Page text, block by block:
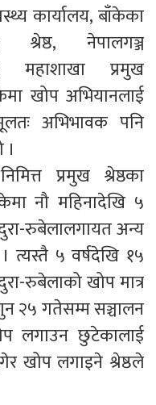
कार्यालय, बाँकेका
नेपालगञ्ज
महाशाखा प्रमुख
खोप अभियानलाई
अभिभावक पनि
प्रमुख श्रेष्ठका
नौ महिनादेखि ५
रुबेलालगायत अन्य
५ वर्षदेखि १५
रुबेलाको खोप मात्र
२५ गतेसम्म सञ्चालन
लगाउन छुटेकालाई
खोप लगाइने श्रेष्ठले